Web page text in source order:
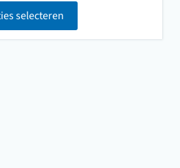
selecteren